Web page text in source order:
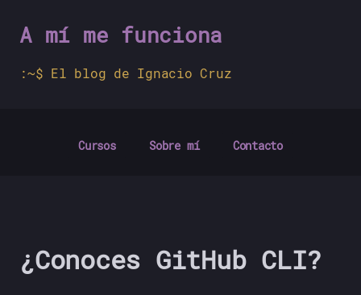
A mí me funciona
El blog de Ignacio Cruz
Cursos Sobre mí Contacto
¿Conoces GitHub CLI?